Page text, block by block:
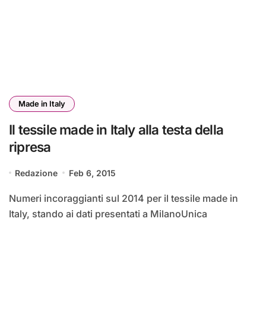
Made in Italy
Il tessile made in Italy alla testa della
ripresa
Redazione Feb 6, 2015
Numeri incoraggianti sul 2014 per il tessile made in
Italy, stando ai dati presentati a MilanoUnica